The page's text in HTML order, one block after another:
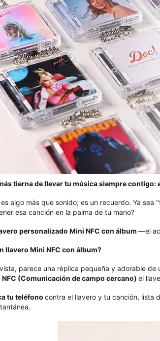
tierna de llevar tu música siempre
algo más que sonido; es un recuerdo. Ya
esa canción en la palma de tu mano?
personalizado Mini NFC con álbum —el
llavero Mini NFC con álbum?
parece una réplica pequeña y adorable
NFC (Comunicación de campo cercano) el
tu teléfono contra el llavero y tu canción, lista